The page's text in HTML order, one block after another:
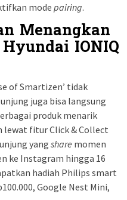
mode pairing.
Menangkan
IONIQ
of Smartizen’ tidak
juga bisa langsung
produk menarik
lewat fitur Click & Collect
yang share momen
ke Instagram hingga 16
hadiah Philips smart
Google Nest Mini,